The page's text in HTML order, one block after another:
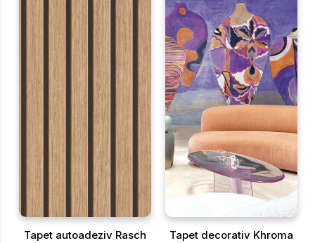
Tapet autoadeziv Rasch
Tapet decorativ Khroma